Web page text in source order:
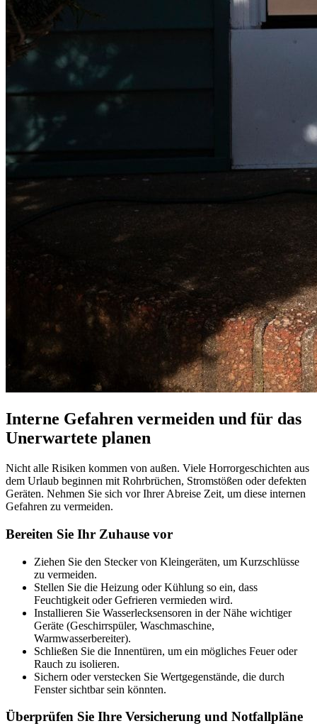
Interne Gefahren vermeiden und für das
Unerwartete planen
Nicht alle Risiken kommen von außen. Viele Horrorgeschichten aus
dem Urlaub beginnen mit Rohrbrüchen, Stromstößen oder defekten
Geräten. Nehmen Sie sich vor Ihrer Abreise Zeit, um diese internen
Gefahren zu vermeiden.
Bereiten Sie Ihr Zuhause vor
Ziehen Sie den Stecker von Kleingeräten, um Kurzschlüsse
zu vermeiden.
Stellen Sie die Heizung oder Kühlung so ein, dass
Feuchtigkeit oder Gefrieren vermieden wird.
Installieren Sie Wasserlecksensoren in der Nähe wichtiger
Geräte (Geschirrspüler, Waschmaschine,
Warmwasserbereiter).
Schließen Sie die Innentüren, um ein mögliches Feuer oder
Rauch zu isolieren.
Sichern oder verstecken Sie Wertgegenstände, die durch
Fenster sichtbar sein könnten.
Überprüfen Sie Ihre Versicherung und Notfallpläne